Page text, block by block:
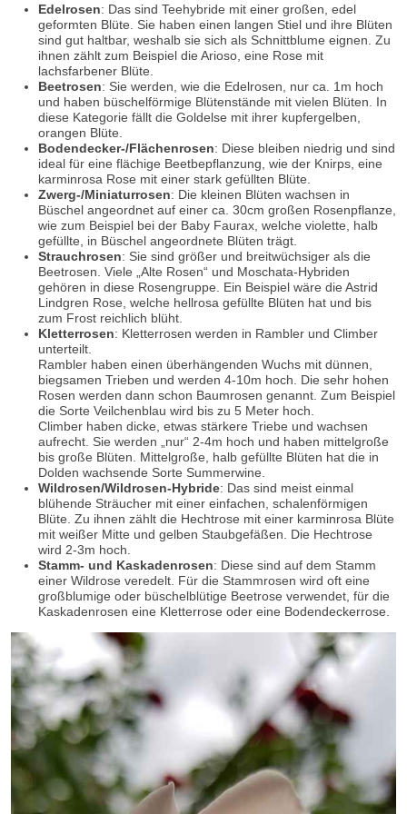
Edelrosen: Das sind Teehybride mit einer großen, edel
geformten Blüte. Sie haben einen langen Stiel und ihre Blüten
sind gut haltbar, weshalb sie sich als Schnittblume eignen. Zu
ihnen zählt zum Beispiel die Arioso, eine Rose mit
lachsfarbener Blüte.
Beetrosen: Sie werden, wie die Edelrosen, nur ca. 1m hoch
und haben büschelförmige Blütenstände mit vielen Blüten. In
diese Kategorie fällt die Goldelse mit ihrer kupfergelben,
orangen Blüte.
Bodendecker-/Flächenrosen: Diese bleiben niedrig und sind
ideal für eine flächige Beetbepflanzung, wie der Knirps, eine
karminrosa Rose mit einer stark gefüllten Blüte.
Zwerg-/Miniaturrosen: Die kleinen Blüten wachsen in
Büschel angeordnet auf einer ca. 30cm großen Rosenpflanze,
wie zum Beispiel bei der Baby Faurax, welche violette, halb
gefüllte, in Büschel angeordnete Blüten trägt.
Strauchrosen: Sie sind größer und breitwüchsiger als die
Beetrosen. Viele „Alte Rosen“ und Moschata-Hybriden
gehören in diese Rosengruppe. Ein Beispiel wäre die Astrid
Lindgren Rose, welche hellrosa gefüllte Blüten hat und bis
zum Frost reichlich blüht.
Kletterrosen: Kletterrosen werden in Rambler und Climber
unterteilt.
Rambler haben einen überhängenden Wuchs mit dünnen,
biegsamen Trieben und werden 4-10m hoch. Die sehr hohen
Rosen werden dann schon Baumrosen genannt. Zum Beispiel
die Sorte Veilchenblau wird bis zu 5 Meter hoch.
Climber haben dicke, etwas stärkere Triebe und wachsen
aufrecht. Sie werden „nur“ 2-4m hoch und haben mittelgroße
bis große Blüten. Mittelgroße, halb gefüllte Blüten hat die in
Dolden wachsende Sorte Summerwine.
Wildrosen/Wildrosen-Hybride: Das sind meist einmal
blühende Sträucher mit einer einfachen, schalenförmigen
Blüte. Zu ihnen zählt die Hechtrose mit einer karminrosa Blüte
mit weißer Mitte und gelben Staubgefäßen. Die Hechtrose
wird 2-3m hoch.
Stamm- und Kaskadenrosen: Diese sind auf dem Stamm
einer Wildrose veredelt. Für die Stammrosen wird oft eine
großblumige oder büschelblütige Beetrose verwendet, für die
Kaskadenrosen eine Kletterrose oder eine Bodendeckerrose.